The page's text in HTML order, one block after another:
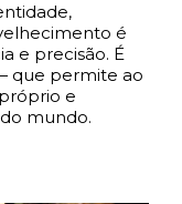
é
e precisão. É
que permite ao
e
mundo.